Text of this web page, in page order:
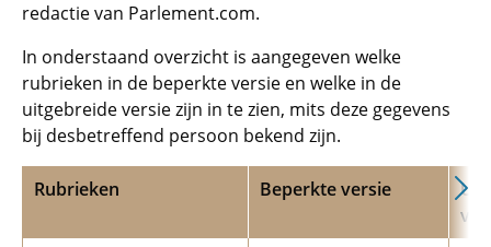
redactie van Parlement.com.
In onderstaand overzicht is aangegeven welke
rubrieken in de beperkte versie en welke in de
uitgebreide versie zijn in te zien, mits deze gegevens
bij desbetreffend persoon bekend zijn.
Rubrieken Beperkte versie